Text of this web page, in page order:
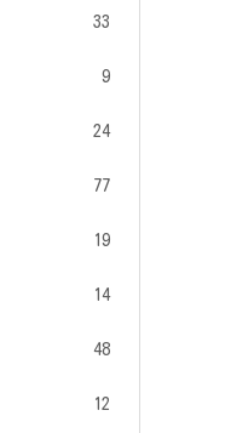
33
9
24
77
19
14
48
12